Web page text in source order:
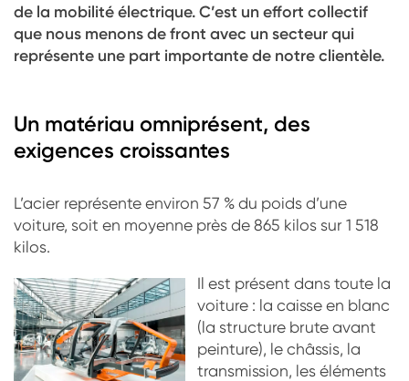
de la mobilité électrique. C’est un effort collectif
que nous menons de front avec un secteur qui
représente une part importante de notre clientèle.
Un matériau omniprésent, des
exigences croissantes
L’acier représente environ 57 % du poids d’une
voiture, soit en moyenne près de 865 kilos sur 1 518
kilos.
Il est présent dans toute la
voiture : la caisse en blanc
(la structure brute avant
peinture), le châssis, la
transmission, les éléments